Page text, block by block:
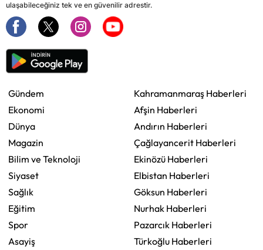
ulaşabileceğiniz tek ve en güvenilir adrestir.
Gündem
Ekonomi
Dünya
Magazin
Bilim ve Teknoloji
Siyaset
Sağlık
Eğitim
Spor
Asayiş
Kahramanmaraş Haberleri
Afşin Haberleri
Andırın Haberleri
Çağlayancerit Haberleri
Ekinözü Haberleri
Elbistan Haberleri
Göksun Haberleri
Nurhak Haberleri
Pazarcık Haberleri
Türkoğlu Haberleri